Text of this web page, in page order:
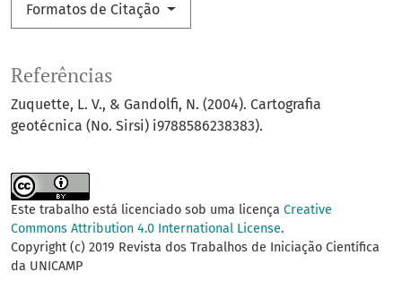
Formatos de Citação
Referências
Zuquette, L. V., & Gandolfi, N. (2004). Cartografia
geotécnica (No. Sirsi) i9788586238383).
Este trabalho está licenciado sob uma licença Creative
Commons Attribution 4.0 International License.
Copyright (c) 2019 Revista dos Trabalhos de Iniciação Científica
da UNICAMP